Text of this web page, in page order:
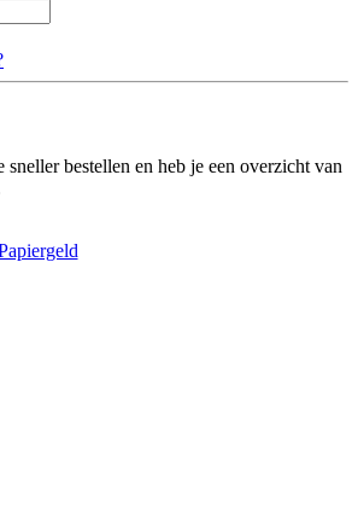
bestellen en heb je een overzicht van